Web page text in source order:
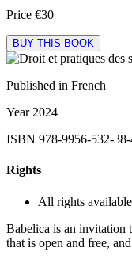
Price €30
BUY THIS BOOK
Published in French
Year2024
ISBN 978-9956-532-
Rights
All rights
Babelica is an invitation
that is open and free,